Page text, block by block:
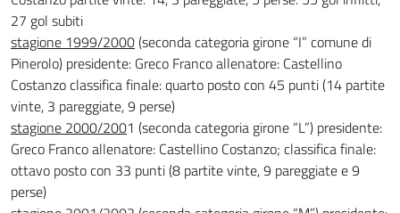
27 gol subiti
stagione 1999/2000(seconda categoria girone “I” comune di
Pinerolo) presidente: Greco Franco allenatore: Castellino
Costanzo classifica finale: quarto posto con 45 punti (14 partite
vinte, 3 pareggiate, 9 perse)
stagione 2000/2001 (seconda categoria girone “L”) presidente:
Greco Franco allenatore: Castellino Costanzo; classifica finale:
ottavo posto con 33 punti (8 partite vinte, 9 pareggiate e 9
perse)